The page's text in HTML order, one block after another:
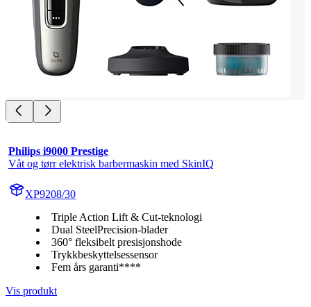
Philips i9000 Prestige
Våt og tørr elektrisk barbermaskin med SkinIQ
XP9208/30
Triple Action Lift & Cut-teknologi
Dual SteelPrecision-blader
360° fleksibelt presisjonshode
Trykkbeskyttelsessensor
Fem års garanti****
Vis produkt